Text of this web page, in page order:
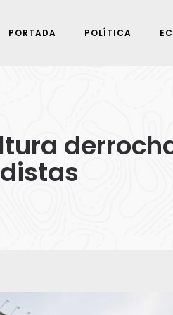
PORTADA POLÍTICA